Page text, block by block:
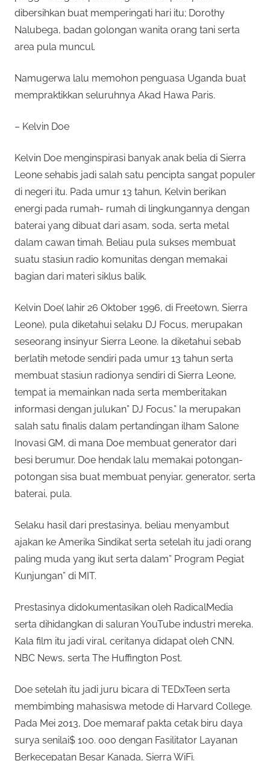
dibersihkan buat memperingati hari itu; Dorothy
Nalubega, badan golongan wanita orang tani serta
area pula muncul.
Namugerwa lalu memohon penguasa Uganda buat
mempraktikkan seluruhnya Akad Hawa Paris.
– Kelvin Doe
Kelvin Doe menginspirasi banyak anak belia di Sierra
Leone sehabis jadi salah satu pencipta sangat populer
di negeri itu. Pada umur 13 tahun, Kelvin berikan
energi pada rumah- rumah di lingkungannya dengan
baterai yang dibuat dari asam, soda, serta metal
dalam cawan timah. Beliau pula sukses membuat
suatu stasiun radio komunitas dengan memakai
bagian dari materi siklus balik.
Kelvin Doe( lahir 26 Oktober 1996, di Freetown, Sierra
Leone), pula diketahui selaku DJ Focus, merupakan
seseorang insinyur Sierra Leone. Ia diketahui sebab
berlatih metode sendiri pada umur 13 tahun serta
membuat stasiun radionya sendiri di Sierra Leone,
tempat ia memainkan nada serta memberitakan
informasi dengan julukan” DJ Focus.” Ia merupakan
salah satu finalis dalam pertandingan ilham Salone
Inovasi GM, di mana Doe membuat generator dari
besi berumur. Doe hendak lalu memakai potongan-
potongan sisa buat membuat penyiar, generator, serta
baterai, pula.
Selaku hasil dari prestasinya, beliau menyambut
ajakan ke Amerika Sindikat serta setelah itu jadi orang
paling muda yang ikut serta dalam” Program Pegiat
Kunjungan” di MIT.
Prestasinya didokumentasikan oleh RadicalMedia
serta dihidangkan di saluran YouTube industri mereka.
Kala film itu jadi viral, ceritanya didapat oleh CNN,
NBC News, serta The Huffington Post.
Doe setelah itu jadi juru bicara di TEDxTeen serta
membimbing mahasiswa metode di Harvard College.
Pada Mei 2013, Doe memaraf pakta cetak biru daya
surya senilai$ 100. 000 dengan Fasilitator Layanan
Berkecepatan Besar Kanada, Sierra WiFi.